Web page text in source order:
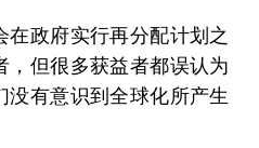
政府实行再分配计划之
，但很多获益者都误认为
没有意识到全球化所产生